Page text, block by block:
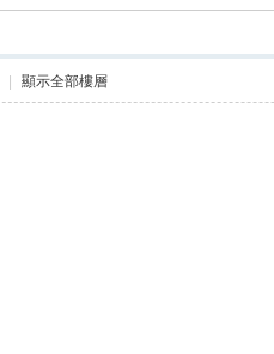
顯示全部樓層